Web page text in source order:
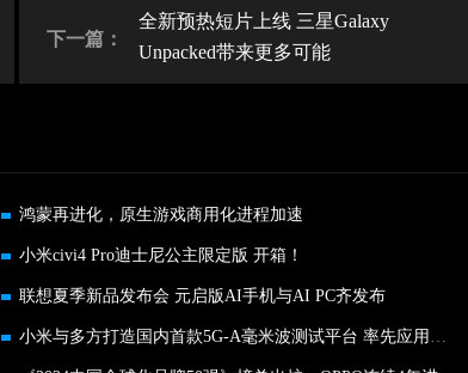
下一篇：
全新预热短片上线 三星Galaxy
Unpacked带来更多可能
鸿蒙再进化，原生游戏商用化进程加速
小米civi4 Pro迪士尼公主限定版 开箱！
联想夏季新品发布会 元启版AI手机与AI PC齐发布
小米与多方打造国内首款5G-A毫米波测试平台 率先应用于XR业务